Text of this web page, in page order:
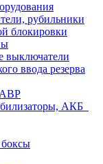
рубильники
блокировки
выключатели
ввода резерва
АВР
АКБ
боксы